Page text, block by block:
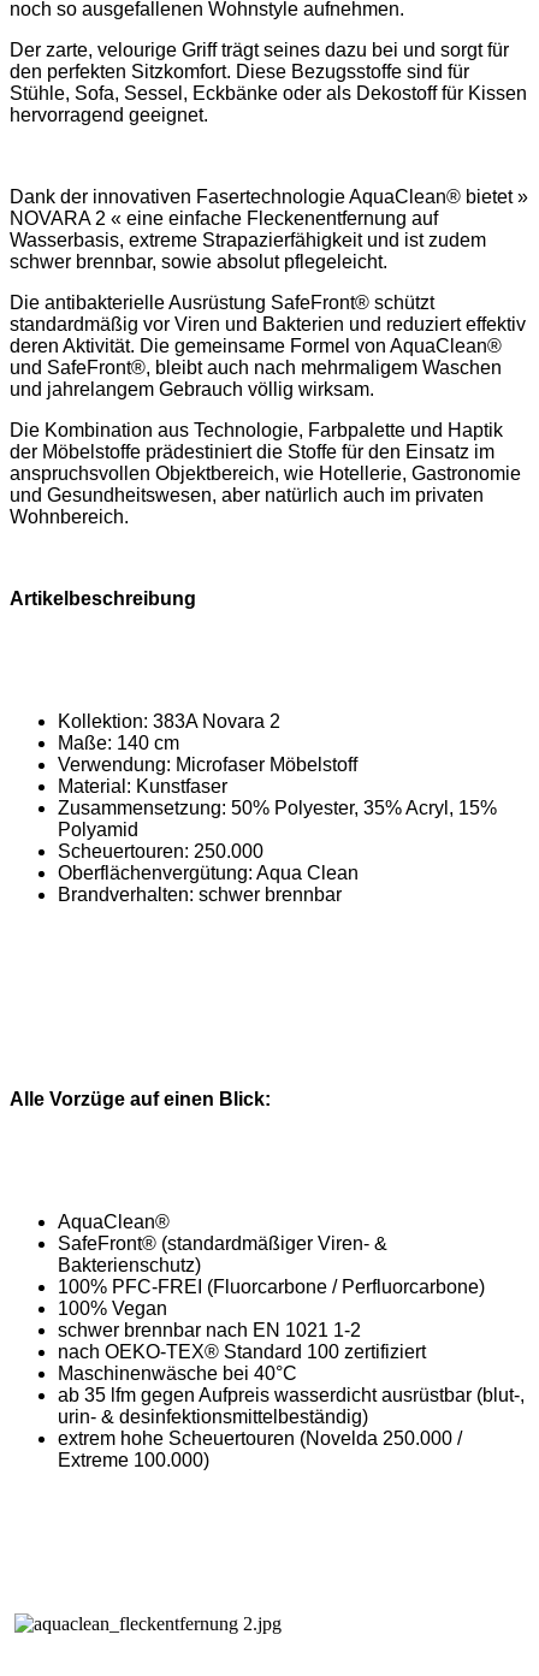
noch so ausgefallenen Wohnstyle aufnehmen.
Der zarte, velourige Griff trägt seines dazu bei und sorgt für
den perfekten Sitzkomfort. Diese Bezugsstoffe sind für
Stühle, Sofa, Sessel, Eckbänke oder als Dekostoff für Kissen
hervorragend geeignet.
Dank der innovativen Fasertechnologie AquaClean® bietet »
NOVARA 2 « eine einfache Fleckenentfernung auf
Wasserbasis, extreme Strapazierfähigkeit und ist zudem
schwer brennbar, sowie absolut pflegeleicht.
Die antibakterielle Ausrüstung SafeFront® schützt
standardmäßig vor Viren und Bakterien und reduziert effektiv
deren Aktivität. Die gemeinsame Formel von AquaClean®
und SafeFront®, bleibt auch nach mehrmaligem Waschen
und jahrelangem Gebrauch völlig wirksam.
Die Kombination aus Technologie, Farbpalette und Haptik
der Möbelstoffe prädestiniert die Stoffe für den Einsatz im
anspruchsvollen Objektbereich, wie Hotellerie, Gastronomie
und Gesundheitswesen, aber natürlich auch im privaten
Wohnbereich.
Artikelbeschreibung
Kollektion: 383A Novara 2
Maße: 140 cm
Verwendung: Microfaser Möbelstoff
Material: Kunstfaser
Zusammensetzung: 50% Polyester, 35% Acryl, 15%
Polyamid
Scheuertouren: 250.000
Oberflächenvergütung: Aqua Clean
Brandverhalten: schwer brennbar
Alle Vorzüge auf einen Blick:
AquaClean®
SafeFront® (standardmäßiger Viren- &
Bakterienschutz)
100% PFC-FREI (Fluorcarbone / Perfluorcarbone)
100% Vegan
schwer brennbar nach EN 1021 1-2
nach OEKO-TEX® Standard 100 zertifiziert
Maschinenwäsche bei 40°C
ab 35 lfm gegen Aufpreis wasserdicht ausrüstbar (blut-,
urin- & desinfektionsmittelbeständig)
extrem hohe Scheuertouren (Novelda 250.000 /
Extreme 100.000)